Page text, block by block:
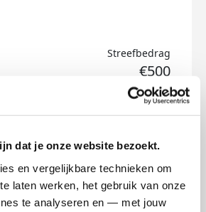
dat je onze website bezoekt.
en vergelijkbare technieken om
laten werken, het gebruik van onze
te analyseren en — met jouw
Streefbedrag
€500
badges